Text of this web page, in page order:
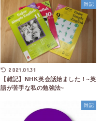
雑記
2021.01.31
【雑記】NHK英会話始ました！~英
語が苦手な私の勉強法~
雑記